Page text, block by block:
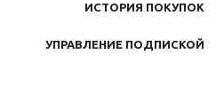
ИСТОРИЯ ПОКУПОК
УПРАВЛЕНИЕ ПОДПИСКОЙ